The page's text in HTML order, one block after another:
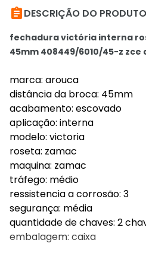
DESCRIÇÃO DO PRODUTO
fechadura victória interna
45mm 408449/6010/45-z zce
marca: arouca
distância da broca: 45mm
acabamento: escovado
aplicação: interna
modelo: victoria
roseta: zamac
maquina: zamac
tráfego: médio
ressistencia a corrosão: 3
segurança: média
quantidade de chaves: 2
embalagem: caixa